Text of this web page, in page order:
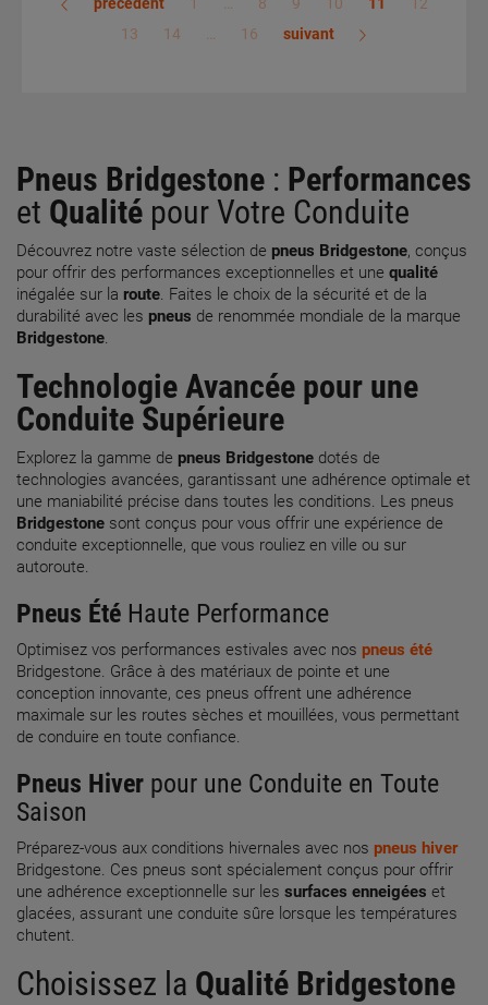
précédent 1 … 8 9 10 11
12
13
14 … 16 suivant
Pneus Bridgestone : Performances
et Qualité pour Votre Conduite
Découvrez notre vaste sélection de pneus Bridgestone, conçus
pour offrir des performances exceptionnelles et une qualité
inégalée sur la route. Faites le choix de la sécurité et de la
durabilité avec les pneus de renommée mondiale de la marque
Bridgestone.
Technologie Avancée pour une
Conduite Supérieure
Explorez la gamme de pneus Bridgestone dotés de
technologies avancées, garantissant une adhérence optimale et
une maniabilité précise dans toutes les conditions. Les pneus
Bridgestone sont conçus pour vous offrir une expérience de
conduite exceptionnelle, que vous rouliez en ville ou sur
autoroute.
Pneus Été Haute Performance
Optimisez vos performances estivales avec nos pneus été
Bridgestone. Grâce à des matériaux de pointe et une
conception innovante, ces pneus offrent une adhérence
maximale sur les routes sèches et mouillées, vous permettant
de conduire en toute confiance.
Pneus Hiver pour une Conduite en Toute
Saison
Préparez-vous aux conditions hivernales avec nos pneus hiver
Bridgestone. Ces pneus sont spécialement conçus pour offrir
une adhérence exceptionnelle sur les surfaces enneigées et
glacées, assurant une conduite sûre lorsque les températures
chutent.
Choisissez la Qualité Bridgestone